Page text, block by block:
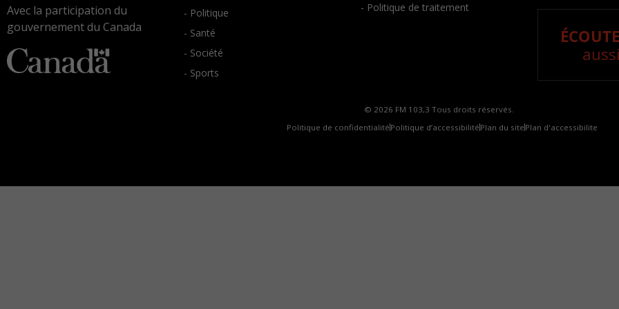
Avec la participation du
gouvernement du Canada
- Politique
- Santé
- Société
- Sports
- Politique de traitement
© 2026 FM 103,3 Tous droits réservés.
Politique de confidentialité Politique d’accessibilité Plan du site Plan d'accessibilite